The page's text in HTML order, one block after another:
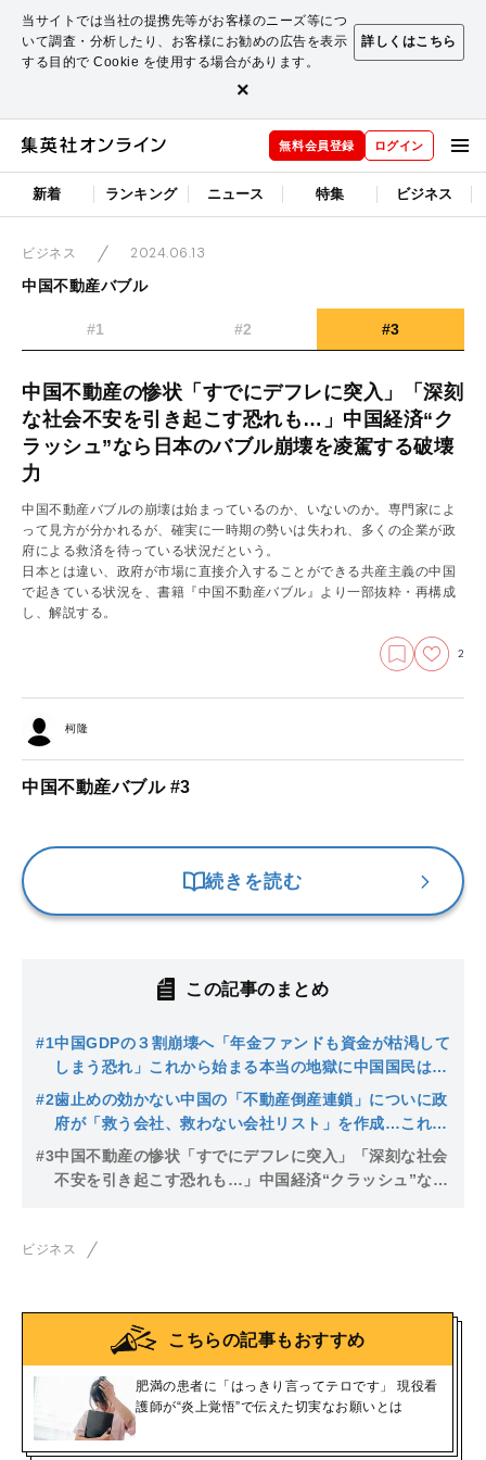
当サイトでは当社の提携先等がお客様のニーズ等につ
いて調査・分析したり、お客様にお勧めの広告を表示
する目的で Cookie を使用する場合があります。
詳しくはこちら
×
無料会員登録 ログイン
新着 ランキング ニュース 特集 ビジネス
ビジネス
2024.06.13
中国不動産バブル
#1 #2 #3
中国不動産の惨状「すでにデフレに突入」「深刻
な社会不安を引き起こす恐れも…」中国経済“ク
ラッシュ”なら日本のバブル崩壊を凌駕する破壊
力
中国不動産バブルの崩壊は始まっているのか、いないのか。専門家によ
って見方が分かれるが、確実に一時期の勢いは失われ、多くの企業が政
府による救済を待っている状況だという。
日本とは違い、政府が市場に直接介入することができる共産主義の中国
で起きている状況を、書籍『中国不動産バブル』より一部抜粋・再構成
し、解説する。
2
柯隆
中国不動産バブル #3
続きを読む
この記事のまとめ
#1中国GDPの３割崩壊へ「年金ファンドも資金が枯渇して
しまう恐れ」これから始まる本当の地獄に中国国民は耐
えられるのか
#2歯止めの効かない中国の「不動産倒産連鎖」についに政
府が「救う会社、救わない会社リスト」を作成…これか
ら中国経済が直面する“失われた30年”
#3中国不動産の惨状「すでにデフレに突入」「深刻な社会
不安を引き起こす恐れも…」中国経済“クラッシュ”なら
ビジネス
こちらの記事もおすすめ
肥満の患者に「はっきり言ってテロです」 現役看
護師が“炎上覚悟”で伝えた切実なお願いとは